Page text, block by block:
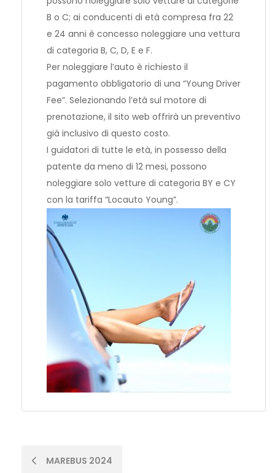
B o C; ai conducenti di età compresa fra 22
e 24 anni è concesso noleggiare una vettura
di categoria B, C, D, E e F.
Per noleggiare l’auto è richiesto il
pagamento obbligatorio di una “Young Driver
Fee”. Selezionando l’età sul motore di
prenotazione, il sito web offrirà un preventivo
già inclusivo di questo costo.
I guidatori di tutte le età, in possesso della
patente da meno di 12 mesi, possono
noleggiare solo vetture di categoria BY e CY
con la tariffa “Locauto Young”.
PostMAREBUS 2024